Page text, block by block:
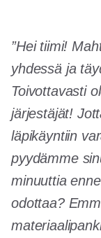
”Hei tiimi!
yhdessä ja
Toivottavasti
järjestäjät!
läpikäyntiin
pyydämme
minuuttia
odottaa?